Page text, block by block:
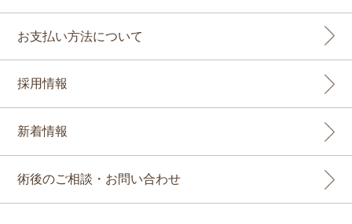
お支払い方法について
採用情報
新着情報
術後のご相談・お問い合わせ